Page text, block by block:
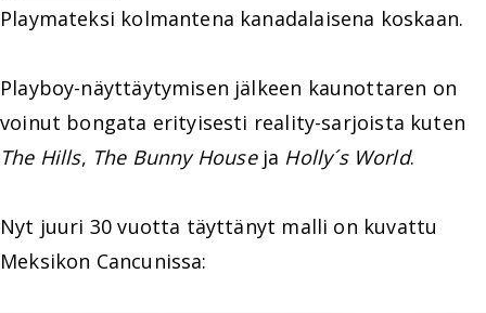
Playmateksi kolmantena kanadalaisena koskaan.
Playboy-näyttäytymisen jälkeen kaunottaren on
voinut bongata erityisesti reality-sarjoista kuten
The Hills, The Bunny Houseja Holly´s World.
Nyt juuri 30 vuotta täyttänyt malli on kuvattu
Meksikon Cancunissa: